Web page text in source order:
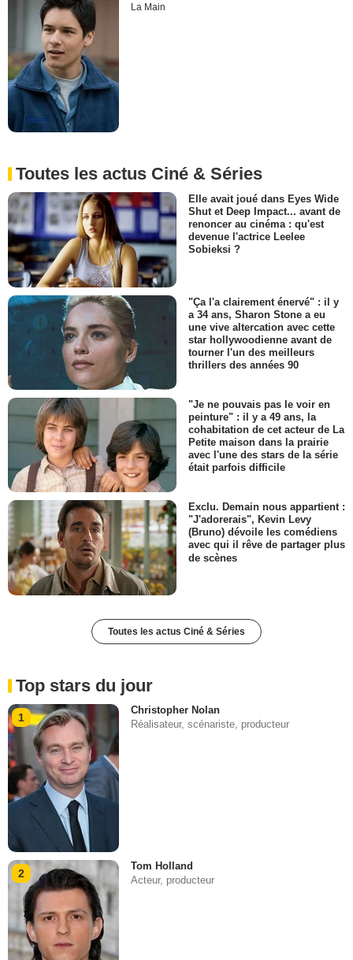
La Main
Toutes les actus Ciné & Séries
Elle avait joué dans Eyes Wide
Shut et Deep Impact... avant de
renoncer au cinéma : qu'est
devenue l'actrice Leelee
Sobieksi ?
"Ça l'a clairement énervé" : il y
a 34 ans, Sharon Stone a eu
une vive altercation avec cette
star hollywoodienne avant de
tourner l'un des meilleurs
thrillers des années 90
"Je ne pouvais pas le voir en
peinture" : il y a 49 ans, la
cohabitation de cet acteur de La
Petite maison dans la prairie
avec l'une des stars de la série
était parfois difficile
Exclu. Demain nous appartient :
"J'adorerais", Kevin Levy
(Bruno) dévoile les comédiens
avec qui il rêve de partager plus
de scènes
Toutes les actus Ciné & Séries
Top stars du jour
1
Christopher Nolan
Réalisateur, scénariste, producteur
2
Tom Holland
Acteur, producteur